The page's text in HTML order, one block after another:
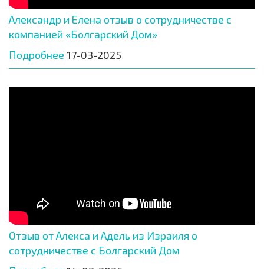
Александр и Елена отзыв о сотрудничестве с
компанией «Болгарский Дом»
Подробнее 17-03-2025
Отзыв от Алекса и Адель из Израиля о
сотрудничестве с Болгарский Дом